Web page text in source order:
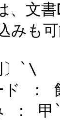
、文
みも可
〕`\
ド ：
：